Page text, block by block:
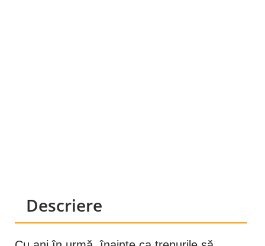
Descriere